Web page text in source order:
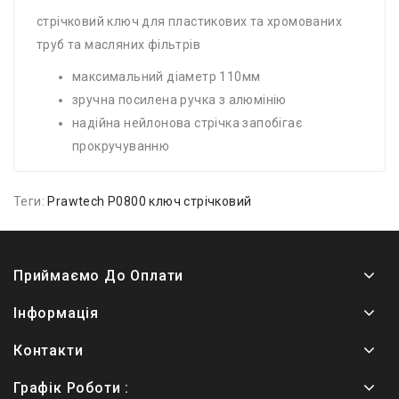
стрічковий ключ для пластикових та хромованих
труб та масляних фільтрів
максимальний діаметр 110мм
зручна посилена ручка з алюмінію
надійна нейлонова стрічка запобігає
прокручуванню
Теги: Prawtech P0800 ключ стрічковий
Приймаємо До Оплати
Інформація
Контакти
Графік Роботи :